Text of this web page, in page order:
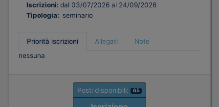
Iscrizioni: dal 03/07/2026 al 24/09/2026
Tipologia: seminario
Priorità iscrizioni Allegati
Note
nessuna
Posti disponibili: 65